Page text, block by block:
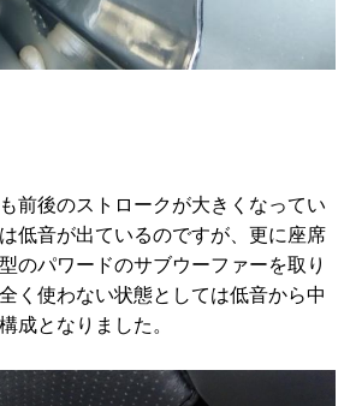
前後のストロークが大きくなってい
低音が出ているのですが、更に座席
のパワードのサブウーファーを取り
く使わない状態としては低音から中
成となりました。